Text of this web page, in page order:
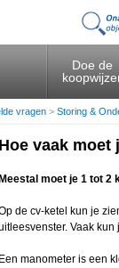
Doe de
vragen > Storing &
Hoe vaak moet
Meestal moet je 1 tot 2
de cv-ketel kun je
Vaak
Een manometer is een